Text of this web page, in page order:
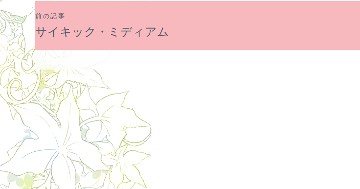
投
稿
ナ
ビ
ゲ
ー
前の記事
サイキック・ミディアム